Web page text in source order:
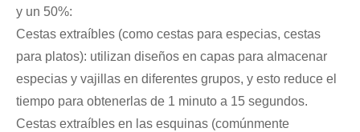
y un 50%:
Cestas extraíbles (como cestas para especias, cestas
para platos): utilizan diseños en capas para almacenar
especias y vajillas en diferentes grupos, y esto reduce el
tiempo para obtenerlas de 1 minuto a 15 segundos.
Cestas extraíbles en las esquinas (comúnmente